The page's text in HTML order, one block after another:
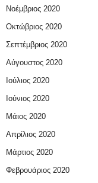
Νοέμβριος 2020
Οκτώβριος 2020
Σεπτέμβριος 2020
Αύγουστος 2020
Ιούλιος 2020
Ιούνιος 2020
Μάιος 2020
Απρίλιος 2020
Μάρτιος 2020
Φεβρουάριος 2020